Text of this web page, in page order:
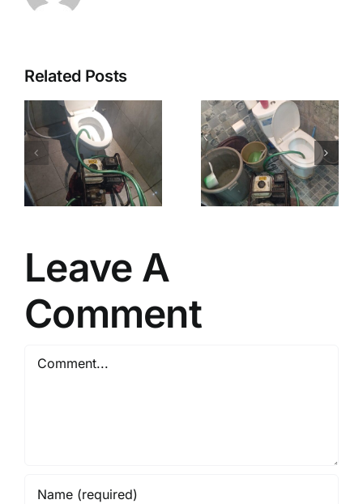
Related Posts
Saluran
Mampet
Murah
Jogja
Sleman
Sedot WC
Murah
Jogja
Sleman
Leave A
Comment
Comment